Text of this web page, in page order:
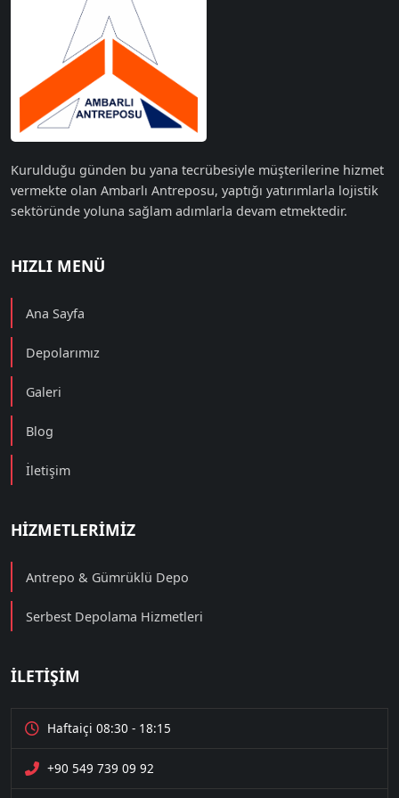
Kurulduğu günden bu yana tecrübesiyle müşterilerine hizmet
vermekte olan Ambarlı Antreposu, yaptığı yatırımlarla lojistik
sektöründe yoluna sağlam adımlarla devam etmektedir.
HIZLI MENÜ
Ana Sayfa
Depolarımız
Galeri
Blog
İletişim
HIZMETLERIMIZ
Antrepo & Gümrüklü Depo
Serbest Depolama Hizmetleri
İLETIŞIM
Haftaiçi 08:30 - 18:15
+90 549 739 09 92